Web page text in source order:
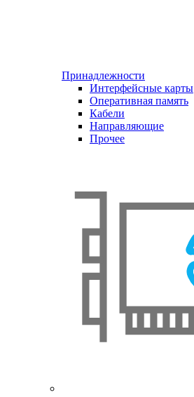
Принадлежности
Интерфейсные карты
Оперативная память
Кабели
Направляющие
Прочее